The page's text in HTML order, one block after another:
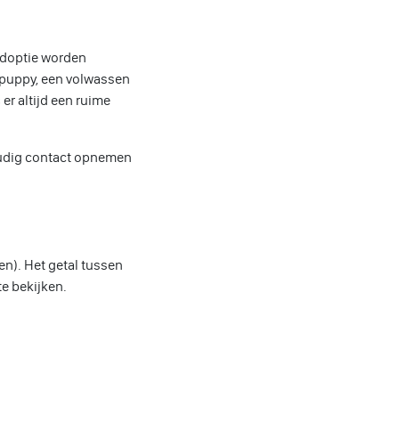
worden
een volwassen
altijd een ruime
contact opnemen
Het getal tussen
bekijken.